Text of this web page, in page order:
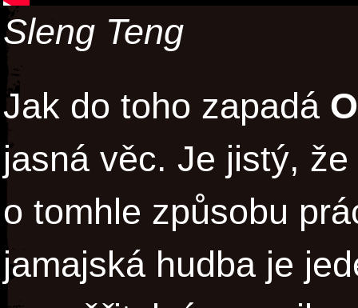
Sleng Teng
Jak do toho zapadá
jasná věc. Je jistý,
o tomhle způsobu
jamajská hudba je